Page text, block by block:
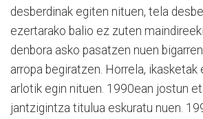
desberdinak egiten nituen, tela
ezertarako balio ez zuten
denbora asko pasatzen nuen
arropa begiratzen. Horrela, ikasketak
arlotik egin nituen. 1990ean jostun
jantzigintza titulua eskuratu nuen.